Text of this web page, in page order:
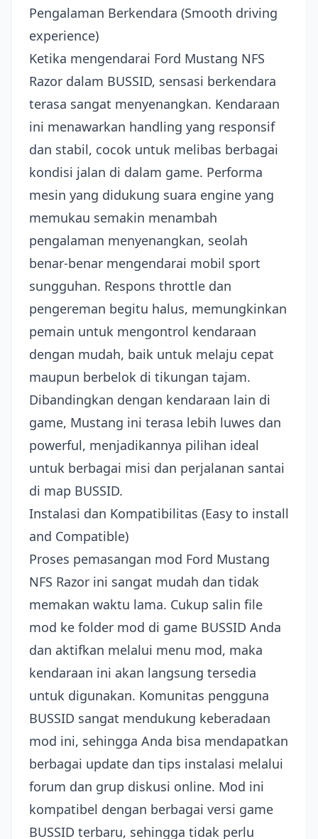
Pengalaman Berkendara (Smooth driving
experience)
Ketika mengendarai Ford Mustang NFS
Razor dalam BUSSID, sensasi berkendara
terasa sangat menyenangkan. Kendaraan
ini menawarkan handling yang responsif
dan stabil, cocok untuk melibas berbagai
kondisi jalan di dalam game. Performa
mesin yang didukung suara engine yang
memukau semakin menambah
pengalaman menyenangkan, seolah
benar-benar mengendarai mobil sport
sungguhan. Respons throttle dan
pengereman begitu halus, memungkinkan
pemain untuk mengontrol kendaraan
dengan mudah, baik untuk melaju cepat
maupun berbelok di tikungan tajam.
Dibandingkan dengan kendaraan lain di
game, Mustang ini terasa lebih luwes dan
powerful, menjadikannya pilihan ideal
untuk berbagai misi dan perjalanan santai
di map BUSSID.
Instalasi dan Kompatibilitas (Easy to install
and Compatible)
Proses pemasangan mod Ford Mustang
NFS Razor ini sangat mudah dan tidak
memakan waktu lama. Cukup salin file
mod ke folder mod di game BUSSID Anda
dan aktifkan melalui menu mod, maka
kendaraan ini akan langsung tersedia
untuk digunakan. Komunitas pengguna
BUSSID sangat mendukung keberadaan
mod ini, sehingga Anda bisa mendapatkan
berbagai update dan tips instalasi melalui
forum dan grup diskusi online. Mod ini
kompatibel dengan berbagai versi game
BUSSID terbaru, sehingga tidak perlu